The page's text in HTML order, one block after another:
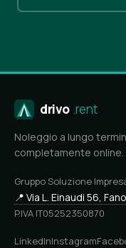
drivo .rent
Noleggio a lungo
completamente online.
Gruppo Soluzione
📍 Via L. Einaudi 56,
P.IVA IT05252350870
LinkedInInstagram